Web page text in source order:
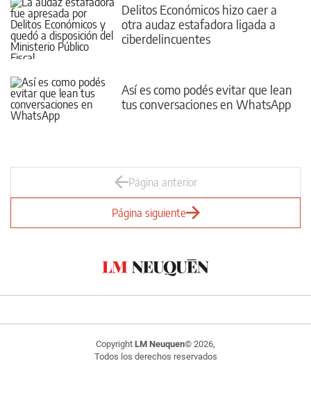
Delitos Económicos hizo caer a
otra audaz estafadora ligada a
ciberdelincuentes
Así es como podés evitar que lean
tus conversaciones en WhatsApp
Página anterior
Página siguiente
Copyright LM Neuquen© 2026,
Todos los derechos reservados